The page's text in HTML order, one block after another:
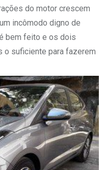
do motor crescem
incômodo digno de
bem feito e os dois
o suficiente para fazerem